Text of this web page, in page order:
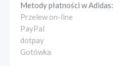
Metody płatności wAdidas:
Przelew on-line
PayPal
dotpay
Gotówka